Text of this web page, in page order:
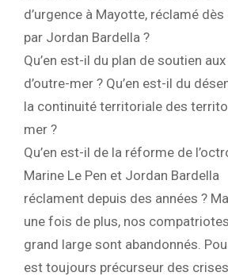
d’urgence à Mayotte, réclamé
par Jordan Bardella ?
Qu’en est-il du plan de soutien
d’outre-mer ? Qu’en est-il du
la continuité territoriale des
mer ?
Qu’en est-il de la réforme de
Marine Le Pen et Jordan Bardella
réclament depuis des années ?
une fois de plus, nos
grand large sont abandonnés.
est toujours précurseur des